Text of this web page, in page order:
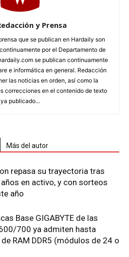
y Prensa
que se publican en Hardaily son
por el Departamento de
se publican continuamente
e informática en general. Redacción
las noticias en orden, así como la
correcciones en el contenido de texto
ya publicado...
Más del autor
repasa su trayectoria tras
en activo, y con sorteos
año
Base GIGABYTE de las
700 ya admiten hasta
RAM DDR5 (módulos de 24 o